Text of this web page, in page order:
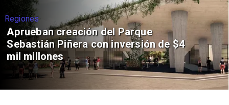
Regiones
Aprueban creación del Parque
Sebastián Piñera con inversión de $4
mil millones